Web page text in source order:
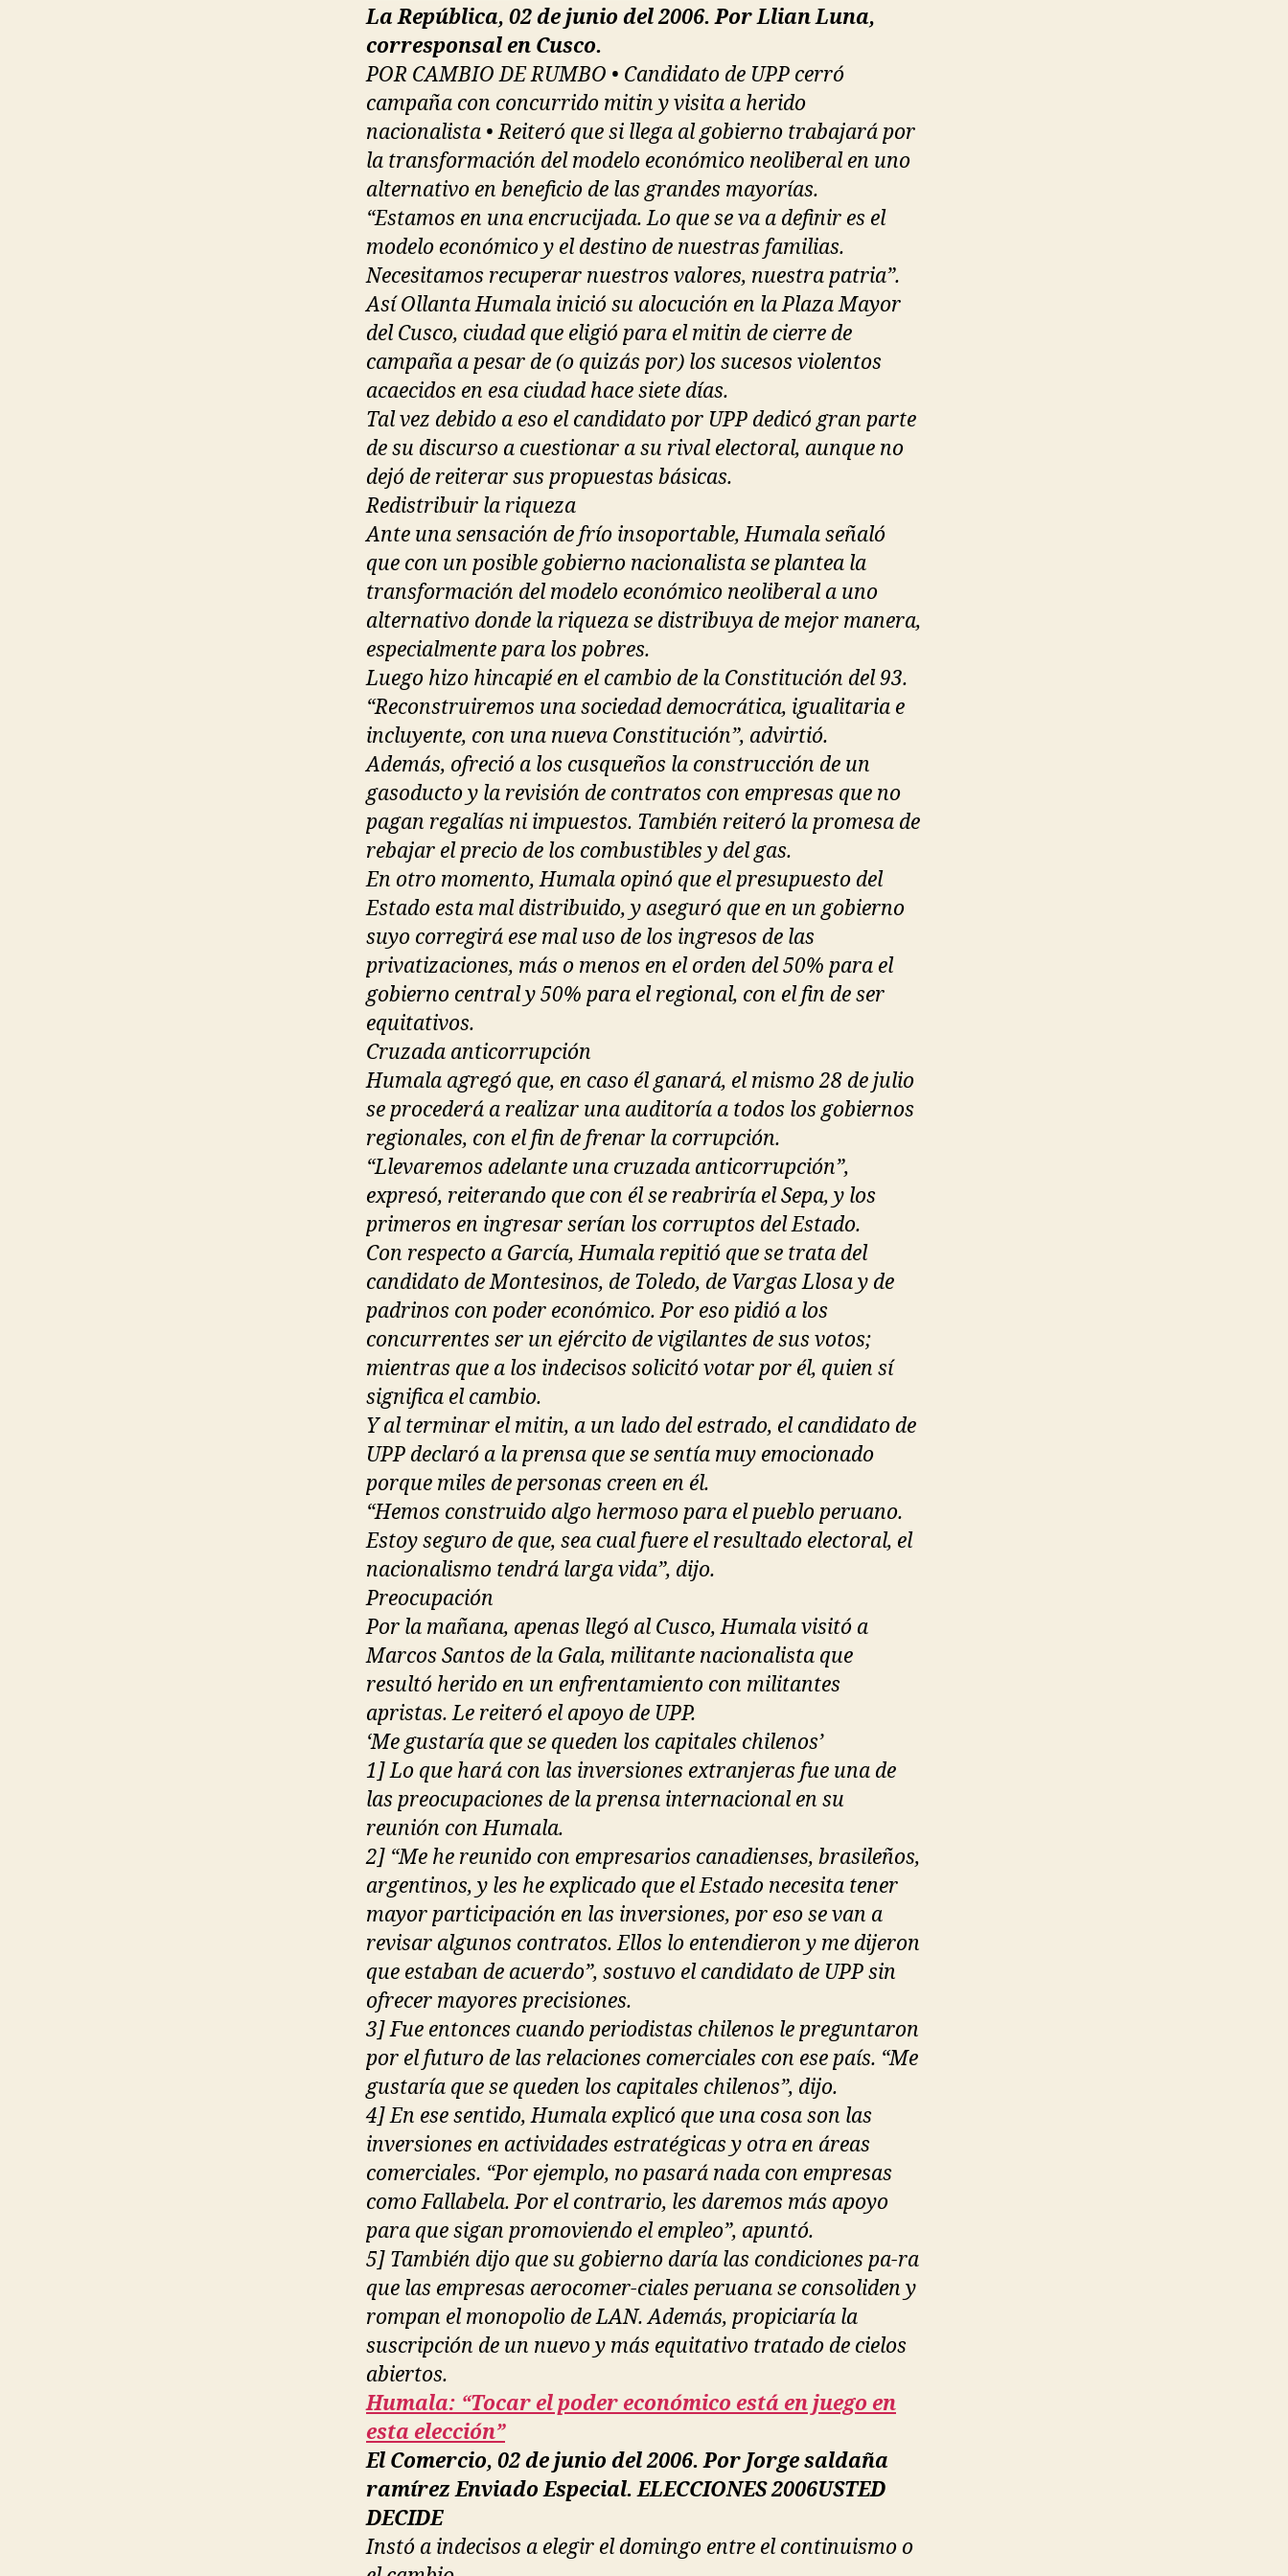
La República, 02 de junio del 2006. Por Llian Luna,
corresponsal en Cusco.
POR CAMBIO DE RUMBO • Candidato de UPP cerró
campaña con concurrido mitin y visita a herido
nacionalista • Reiteró que si llega al gobierno trabajará por
la transformación del modelo económico neoliberal en uno
alternativo en beneficio de las grandes mayorías.
“Estamos en una encrucijada. Lo que se va a definir es el
modelo económico y el destino de nuestras familias.
Necesitamos recuperar nuestros valores, nuestra patria”.
Así Ollanta Humala inició su alocución en la Plaza Mayor
del Cusco, ciudad que eligió para el mitin de cierre de
campaña a pesar de (o quizás por) los sucesos violentos
acaecidos en esa ciudad hace siete días.
Tal vez debido a eso el candidato por UPP dedicó gran parte
de su discurso a cuestionar a su rival electoral, aunque no
dejó de reiterar sus propuestas básicas.
Redistribuir la riqueza
Ante una sensación de frío insoportable, Humala señaló
que con un posible gobierno nacionalista se plantea la
transformación del modelo económico neoliberal a uno
alternativo donde la riqueza se distribuya de mejor manera,
especialmente para los pobres.
Luego hizo hincapié en el cambio de la Constitución del 93.
“Reconstruiremos una sociedad democrática, igualitaria e
incluyente, con una nueva Constitución”, advirtió.
Además, ofreció a los cusqueños la construcción de un
gasoducto y la revisión de contratos con empresas que no
pagan regalías ni impuestos. También reiteró la promesa de
rebajar el precio de los combustibles y del gas.
En otro momento, Humala opinó que el presupuesto del
Estado esta mal distribuido, y aseguró que en un gobierno
suyo corregirá ese mal uso de los ingresos de las
privatizaciones, más o menos en el orden del 50% para el
gobierno central y 50% para el regional, con el fin de ser
equitativos.
Cruzada anticorrupción
Humala agregó que, en caso él ganará, el mismo 28 de julio
se procederá a realizar una auditoría a todos los gobiernos
regionales, con el fin de frenar la corrupción.
“Llevaremos adelante una cruzada anticorrupción”,
expresó, reiterando que con él se reabriría el Sepa, y los
primeros en ingresar serían los corruptos del Estado.
Con respecto a García, Humala repitió que se trata del
candidato de Montesinos, de Toledo, de Vargas Llosa y de
padrinos con poder económico. Por eso pidió a los
concurrentes ser un ejército de vigilantes de sus votos;
mientras que a los indecisos solicitó votar por él, quien sí
significa el cambio.
Y al terminar el mitin, a un lado del estrado, el candidato de
UPP declaró a la prensa que se sentía muy emocionado
porque miles de personas creen en él.
“Hemos construido algo hermoso para el pueblo peruano.
Estoy seguro de que, sea cual fuere el resultado electoral, el
nacionalismo tendrá larga vida”, dijo.
Preocupación
Por la mañana, apenas llegó al Cusco, Humala visitó a
Marcos Santos de la Gala, militante nacionalista que
resultó herido en un enfrentamiento con militantes
apristas. Le reiteró el apoyo de UPP.
‘Me gustaría que se queden los capitales chilenos’
1] Lo que hará con las inversiones extranjeras fue una de
las preocupaciones de la prensa internacional en su
reunión con Humala.
2] “Me he reunido con empresarios canadienses, brasileños,
argentinos, y les he explicado que el Estado necesita tener
mayor participación en las inversiones, por eso se van a
revisar algunos contratos. Ellos lo entendieron y me dijeron
que estaban de acuerdo”, sostuvo el candidato de UPP sin
ofrecer mayores precisiones.
3] Fue entonces cuando periodistas chilenos le preguntaron
por el futuro de las relaciones comerciales con ese país. “Me
gustaría que se queden los capitales chilenos”, dijo.
4] En ese sentido, Humala explicó que una cosa son las
inversiones en actividades estratégicas y otra en áreas
comerciales. “Por ejemplo, no pasará nada con empresas
como Fallabela. Por el contrario, les daremos más apoyo
para que sigan promoviendo el empleo”, apuntó.
5] También dijo que su gobierno daría las condiciones pa-ra
que las empresas aerocomer-ciales peruana se consoliden y
rompan el monopolio de LAN. Además, propiciaría la
suscripción de un nuevo y más equitativo tratado de cielos
abiertos.
Humala: “Tocar el poder económico está en juego en
esta elección”
El Comercio, 02 de junio del 2006. Por Jorge saldaña
ramírez Enviado Especial. ELECCIONES 2006USTED
DECIDE
Instó a indecisos a elegir el domingo entre el continuismo o